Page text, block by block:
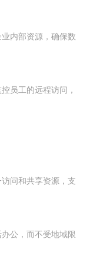
内部资源，确保数
员工的远程访问，
问和共享资源，支
公，而不受地域限